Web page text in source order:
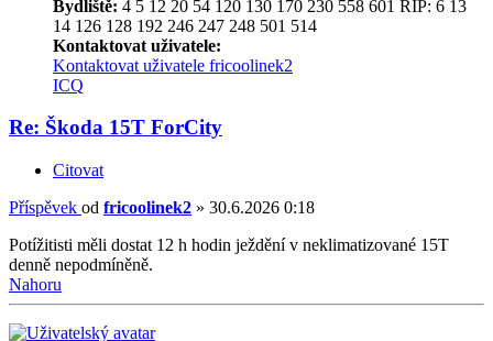
Bydliště: 4 5 12 20 54 120 130 170 230 558 601 RIP: 6 13
14 126 128 192 246 247 248 501 514
Kontaktovat uživatele:
Kontaktovat uživatele fricoolinek2
ICQ
Re: Škoda 15T ForCity
Citovat
Příspěvek od fricoolinek2 » 30.6.2026 0:18
Potížitisti měli dostat 12 h hodin ježdění v neklimatizované 15T
denně nepodmíněně.
Nahoru